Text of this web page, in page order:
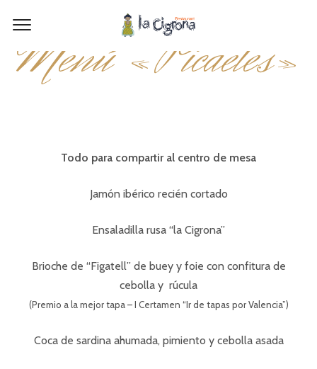
Menú «Picaetes»
Todo para compartir al centro de mesa
Jamón ibérico recién cortado
Ensaladilla rusa “la Cigrona”
Brioche de “Figatell” de buey y foie con confitura de
cebolla y rúcula
(Premio a la mejor tapa – I Certamen “Ir de tapas por Valencia”)
Coca de sardina ahumada, pimiento y cebolla asada